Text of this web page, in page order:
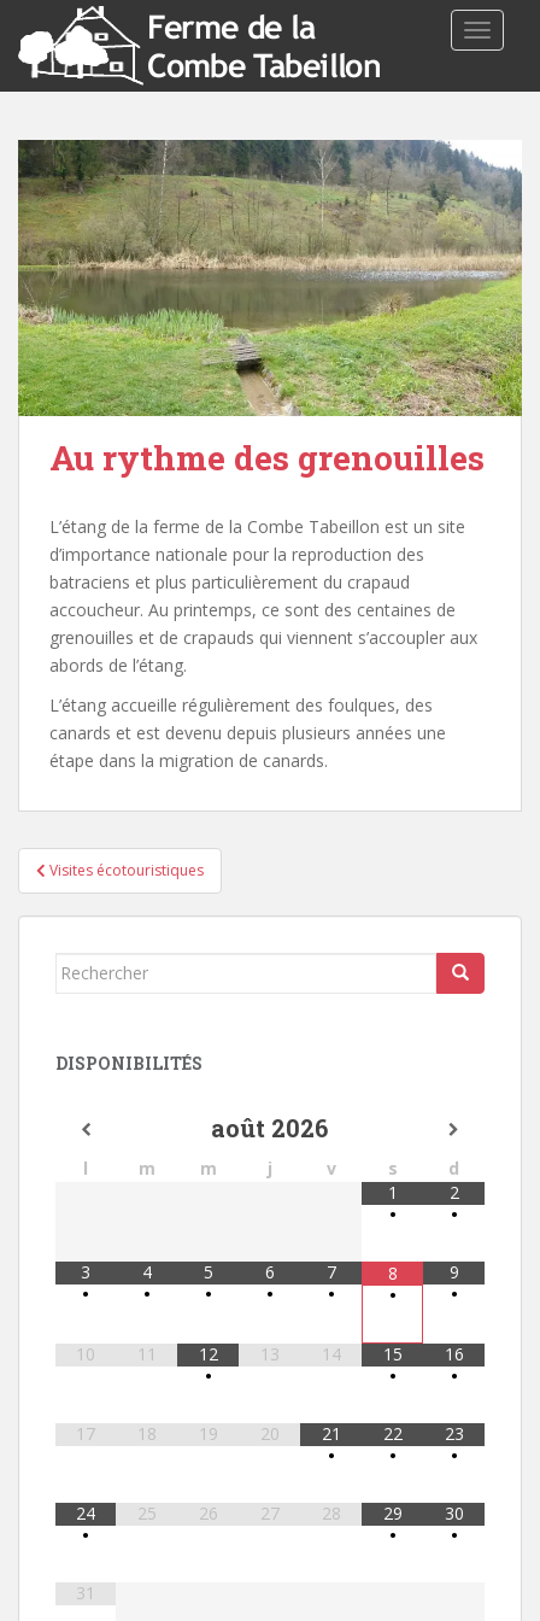
Au rythme des grenouilles
L’étang de la ferme de la Combe Tabeillon est un site
d’importance nationale pour la reproduction des
batraciens et plus particulièrement du crapaud
accoucheur. Au printemps, ce sont des centaines de
grenouilles et de crapauds qui viennent s’accoupler aux
abords de l’étang.
L’étang accueille régulièrement des foulques, des
canards et est devenu depuis plusieurs années une
étape dans la migration de canards.
Navigation
de
l’article
Visites écotouristiques
Rechercher...
DISPONIBILITÉS
août 2026
l m m j v s
d
1
•
2
•
3
•
4
•
5
•
6
•
7
•
8
•
9
•
10 11
12
•
13 14
15
•
16
•
17 18 19 20
21
•
22
•
23
•
24
•
25 26 27 28
29
•
30
•
31